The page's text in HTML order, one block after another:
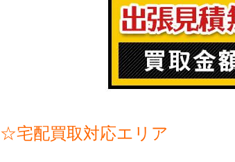
☆宅配買取対応エリア